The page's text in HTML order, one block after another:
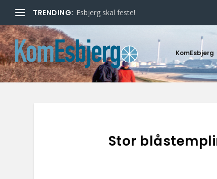
TRENDING: Esbjerg skal feste!
KomEsbjerg
Stor